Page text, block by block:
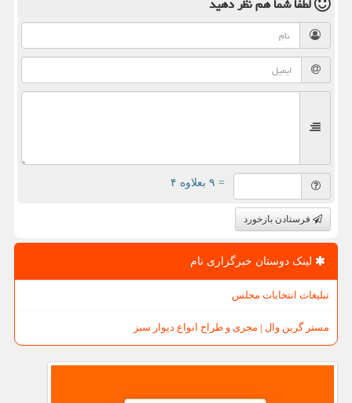
لطفا شما همنظر دهید
= ۹ بعلاوه ۴
فرستادن بازخورد
لینک دوستان خبرگزاری نام
تبلیغات انتخابات مجلس
مستر گرین وال | مجری و طراح انواع دیوار سبز